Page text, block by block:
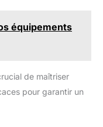
équipements
de maîtriser
pour garantir un